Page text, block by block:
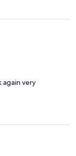
again very